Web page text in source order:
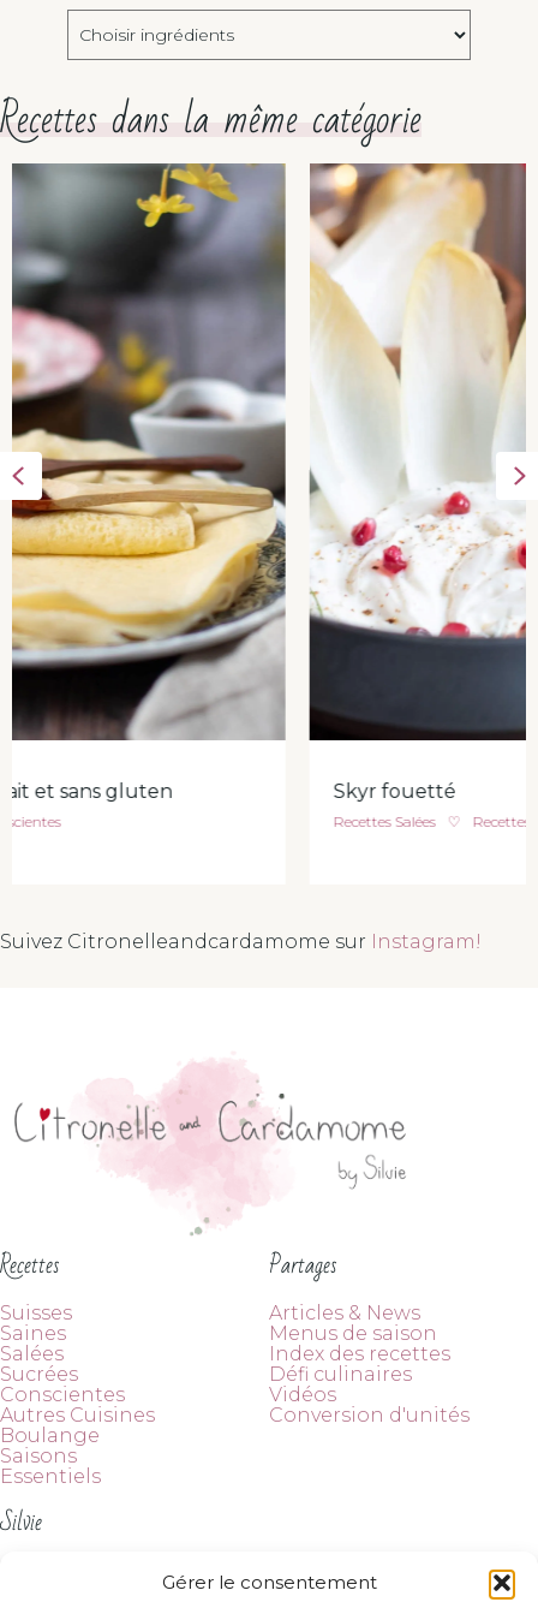
Gérer le consentement
ingrédients
Recettes dans la même catégorie
Skyr fouetté
Recettes Salées
Previous
Suivez Citronelleandcardamome sur Instagram!
Recettes
Suisses
Saines
Salées
Sucrées
Conscientes
Autres Cuisines
Boulange
Saisons
Essentiels
Partages
Articles & News
Menus de saison
Index des recettes
Défi culinaires
Vidéos
Conversion d'unités
Silvie